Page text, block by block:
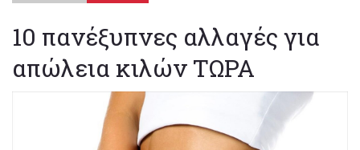
10 πανέξυπνες αλλαγές για
απώλεια κιλών ΤΩΡΑ